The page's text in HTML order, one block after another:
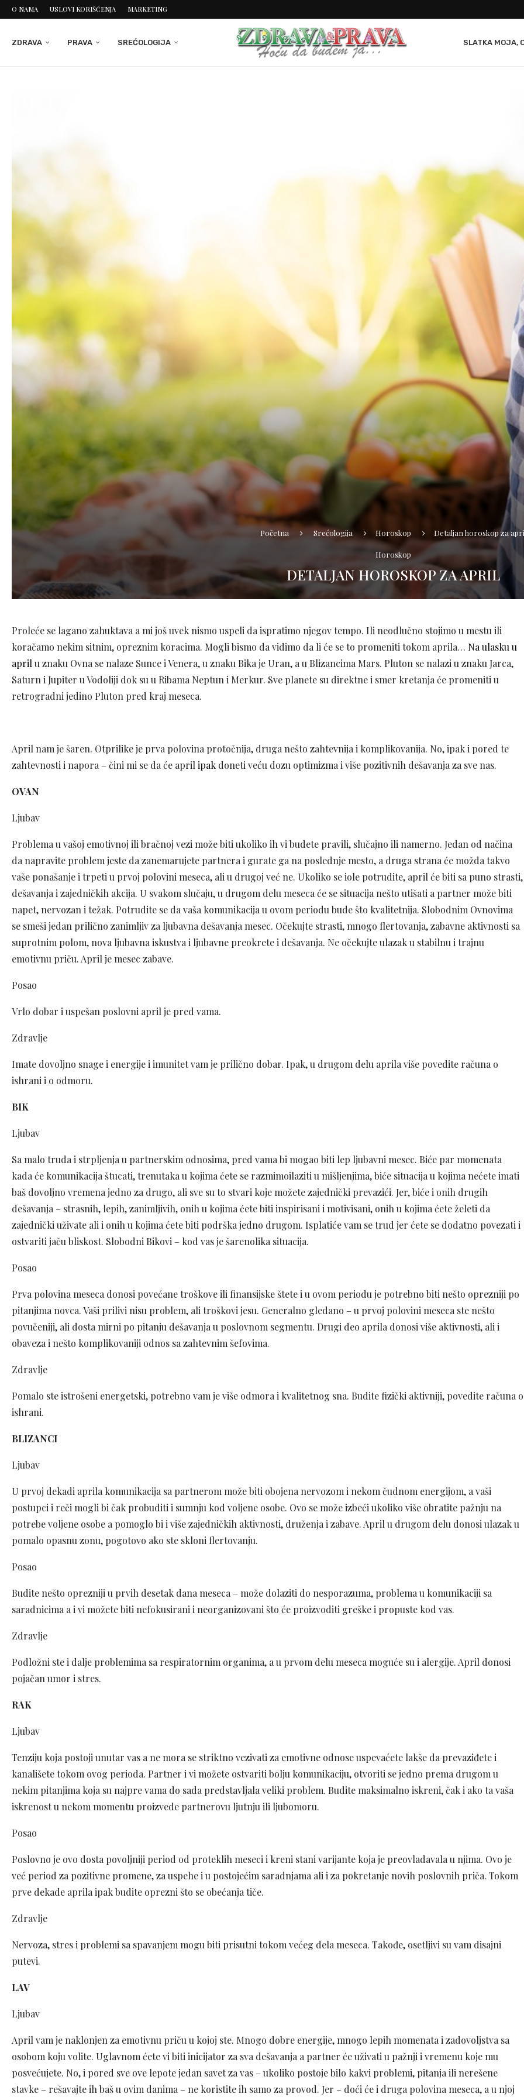
O NAMA USLOVI KORIŠĆENJA MARKETING
ZDRAVA PRAVA SREĆOLOGIJA SLATKA MOJA,
Početna Srećologija Horoskop Detaljan horoskop za
Horoskop
DETALJAN HOROSKOP ZA APRIL
Proleće se lagano zahuktava a mi još uvek nismo uspeli da ispratimo njegov tempo. Ili neodlučno stojimo u mestu ili
koračamo nekim sitnim, opreznim koracima. Mogli bismo da vidimo da li će se to promeniti tokom aprila… Na ulasku u
april u znaku Ovna se nalaze Sunce i Venera, u znaku Bika je Uran, a u Blizancima Mars. Pluton se nalazi u znaku Jarca,
Saturn i Jupiter u Vodoliji dok su u Ribama Neptun i Merkur. Sve planete su direktne i smer kretanja će promeniti u
retrogradni jedino Pluton pred kraj meseca.
April nam je šaren. Otprilike je prva polovina protočnija, druga nešto zahtevnija i komplikovanija. No, ipak i pored te
zahtevnosti i napora – čini mi se da će april ipak doneti veću dozu optimizma i više pozitivnih dešavanja za sve nas.
OVAN
Ljubav
Problema u vašoj emotivnoj ili bračnoj vezi može biti ukoliko ih vi budete pravili, slučajno ili namerno. Jedan od načina
da napravite problem jeste da zanemarujete partnera i gurate ga na poslednje mesto, a druga strana će možda takvo
vaše ponašanje i trpeti u prvoj polovini meseca, ali u drugoj već ne. Ukoliko se iole potrudite, april će biti sa puno strasti,
dešavanja i zajedničkih akcija. U svakom slučaju, u drugom delu meseca će se situacija nešto utišati a partner može biti
napet, nervozan i težak. Potrudite se da vaša komunikacija u ovom periodu bude što kvalitetnija. Slobodnim Ovnovima
se smeši jedan prilično zanimljiv za ljubavna dešavanja mesec. Očekujte strasti, mnogo flertovanja, zabavne aktivnosti sa
suprotnim polom, nova ljubavna iskustva i ljubavne preokrete i dešavanja. Ne očekujte ulazak u stabilnu i trajnu
emotivnu priču. April je mesec zabave.
Posao
Vrlo dobar i uspešan poslovni april je pred vama.
Zdravlje
Imate dovoljno snage i energije i imunitet vam je prilično dobar. Ipak, u drugom delu aprila više povedite računa o
ishrani i o odmoru.
BIK
Ljubav
Sa malo truda i strpljenja u partnerskim odnosima, pred vama bi mogao biti lep ljubavni mesec. Biće par momenata
kada će komunikacija štucati, trenutaka u kojima ćete se razmimoilaziti u mišljenjima, biće situacija u kojima nećete imati
baš dovoljno vremena jedno za drugo, ali sve su to stvari koje možete zajednički prevazići. Jer, biće i onih drugih
dešavanja – strasnih, lepih, zanimljivih, onih u kojima ćete biti inspirisani i motivisani, onih u kojima ćete želeti da
zajednički uživate ali i onih u kojima ćete biti podrška jedno drugom. Isplatiće vam se trud jer ćete se dodatno povezati i
ostvariti jaču bliskost. Slobodni Bikovi – kod vas je šarenolika situacija.
Posao
Prva polovina meseca donosi povećane troškove ili finansijske štete i u ovom periodu je potrebno biti nešto oprezniji po
pitanjima novca. Vaši prilivi nisu problem, ali troškovi jesu. Generalno gledano – u prvoj polovini meseca ste nešto
povučeniji, ali dosta mirni po pitanju dešavanja u poslovnom segmentu. Drugi deo aprila donosi više aktivnosti, ali i
obaveza i nešto komplikovaniji odnos sa zahtevnim šefovima.
Zdravlje
Pomalo ste istrošeni energetski, potrebno vam je više odmora i kvalitetnog sna. Budite fizički aktivniji, povedite računa o
ishrani.
BLIZANCI
Ljubav
U prvoj dekadi aprila komunikacija sa partnerom može biti obojena nervozom i nekom čudnom energijom, a vaši
postupci i reči mogli bi čak probuditi i sumnju kod voljene osobe. Ovo se može izbeći ukoliko više obratite pažnju na
potrebe voljene osobe a pomoglo bi i više zajedničkih aktivnosti, druženja i zabave. April u drugom delu donosi ulazak u
pomalo opasnu zonu, pogotovo ako ste skloni flertovanju.
Posao
Budite nešto oprezniji u prvih desetak dana meseca – može dolaziti do nesporazuma, problema u komunikaciji sa
saradnicima a i vi možete biti nefokusirani i neorganizovani što će proizvoditi greške i propuste kod vas.
Zdravlje
Podložni ste i dalje problemima sa respiratornim organima, a u prvom delu meseca moguće su i alergije. April donosi
pojačan umor i stres.
RAK
Ljubav
Tenziju koja postoji unutar vas a ne mora se striktno vezivati za emotivne odnose uspevaćete lakše da prevaziđete i
kanališete tokom ovog perioda. Partner i vi možete ostvariti bolju komunikaciju, otvoriti se jedno prema drugom u
nekim pitanjima koja su najpre vama do sada predstavljala veliki problem. Budite maksimalno iskreni, čak i ako ta vaša
iskrenost u nekom momentu proizvede partnerovu ljutnju ili ljubomoru.
Posao
Poslovno je ovo dosta povoljniji period od proteklih meseci i kreni stani varijante koja je preovladavala u njima. Ovo je
već period za pozitivne promene, za uspehe i u postojećim saradnjama ali i za pokretanje novih poslovnih priča. Tokom
prve dekade aprila ipak budite oprezni što se obećanja tiče.
Zdravlje
Nervoza, stres i problemi sa spavanjem mogu biti prisutni tokom većeg dela meseca. Takođe, osetljivi su vam disajni
putevi.
LAV
Ljubav
April vam je naklonjen za emotivnu priču u kojoj ste. Mnogo dobre energije, mnogo lepih momenata i zadovoljstva sa
osobom koju volite. Uglavnom ćete vi biti inicijator za sva dešavanja a partner će uživati u pažnji i vremenu koje mu
posvećujete. No, i pored sve ove lepote jedan savet za vas – ukoliko postoje bilo kakvi problemi, pitanja ili nerešene
stavke – rešavajte ih baš u ovim danima – ne koristite ih samo za provod. Jer – doći će i druga polovina meseca, a u njoj